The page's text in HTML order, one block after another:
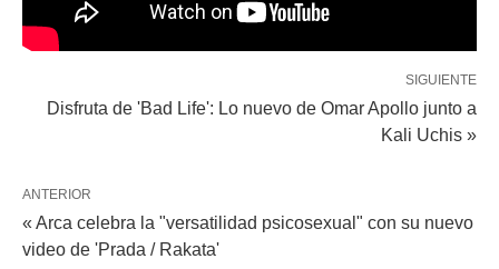
SIGUIENTE
Disfruta de 'Bad Life': Lo nuevo de Omar Apollo junto a
Kali Uchis »
ANTERIOR
« Arca celebra la "versatilidad psicosexual" con su nuevo
video de 'Prada / Rakata'